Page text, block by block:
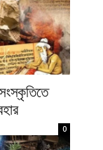
0